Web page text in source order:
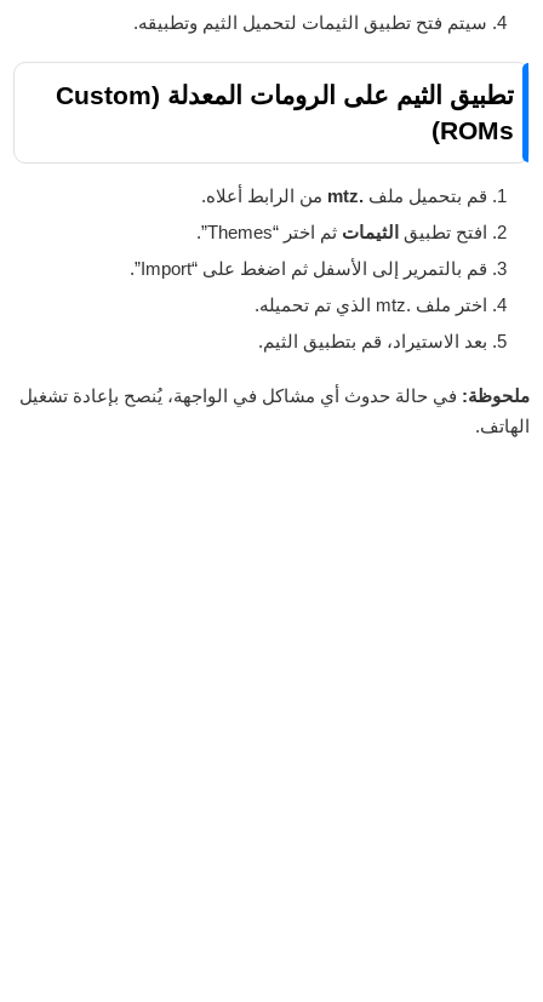
سيتم فتح تطبيق الثيمات لتحميل الثيم وتطبيقه.
تطبيق الثيم على الرومات المعدلة (Custom
ROMs)
قم بتحميل ملف .mtz
من الرابط أعلاه.
افتح تطبيق الثيمات ثم اختر “Themes”.
قم بالتمرير إلى الأسفل ثم اضغط على “Import”.
اختر ملف .mtz الذي تم تحميله.
بعد الاستيراد، قم بتطبيق الثيم.
ملحوظة: في حالة حدوث أي مشاكل في الواجهة، يُنصح بإعادة تشغيل
الهاتف.